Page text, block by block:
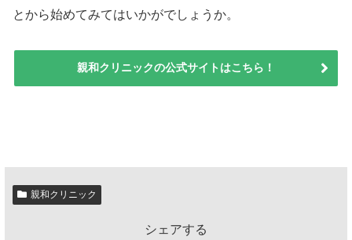
とから始めてみてはいかがでしょうか。
親和クリニックの公式サイトはこちら！
親和クリニック
シェアする